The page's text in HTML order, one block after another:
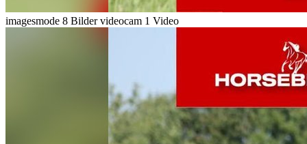
imagesmode 8 Bilder videocam 1 Video